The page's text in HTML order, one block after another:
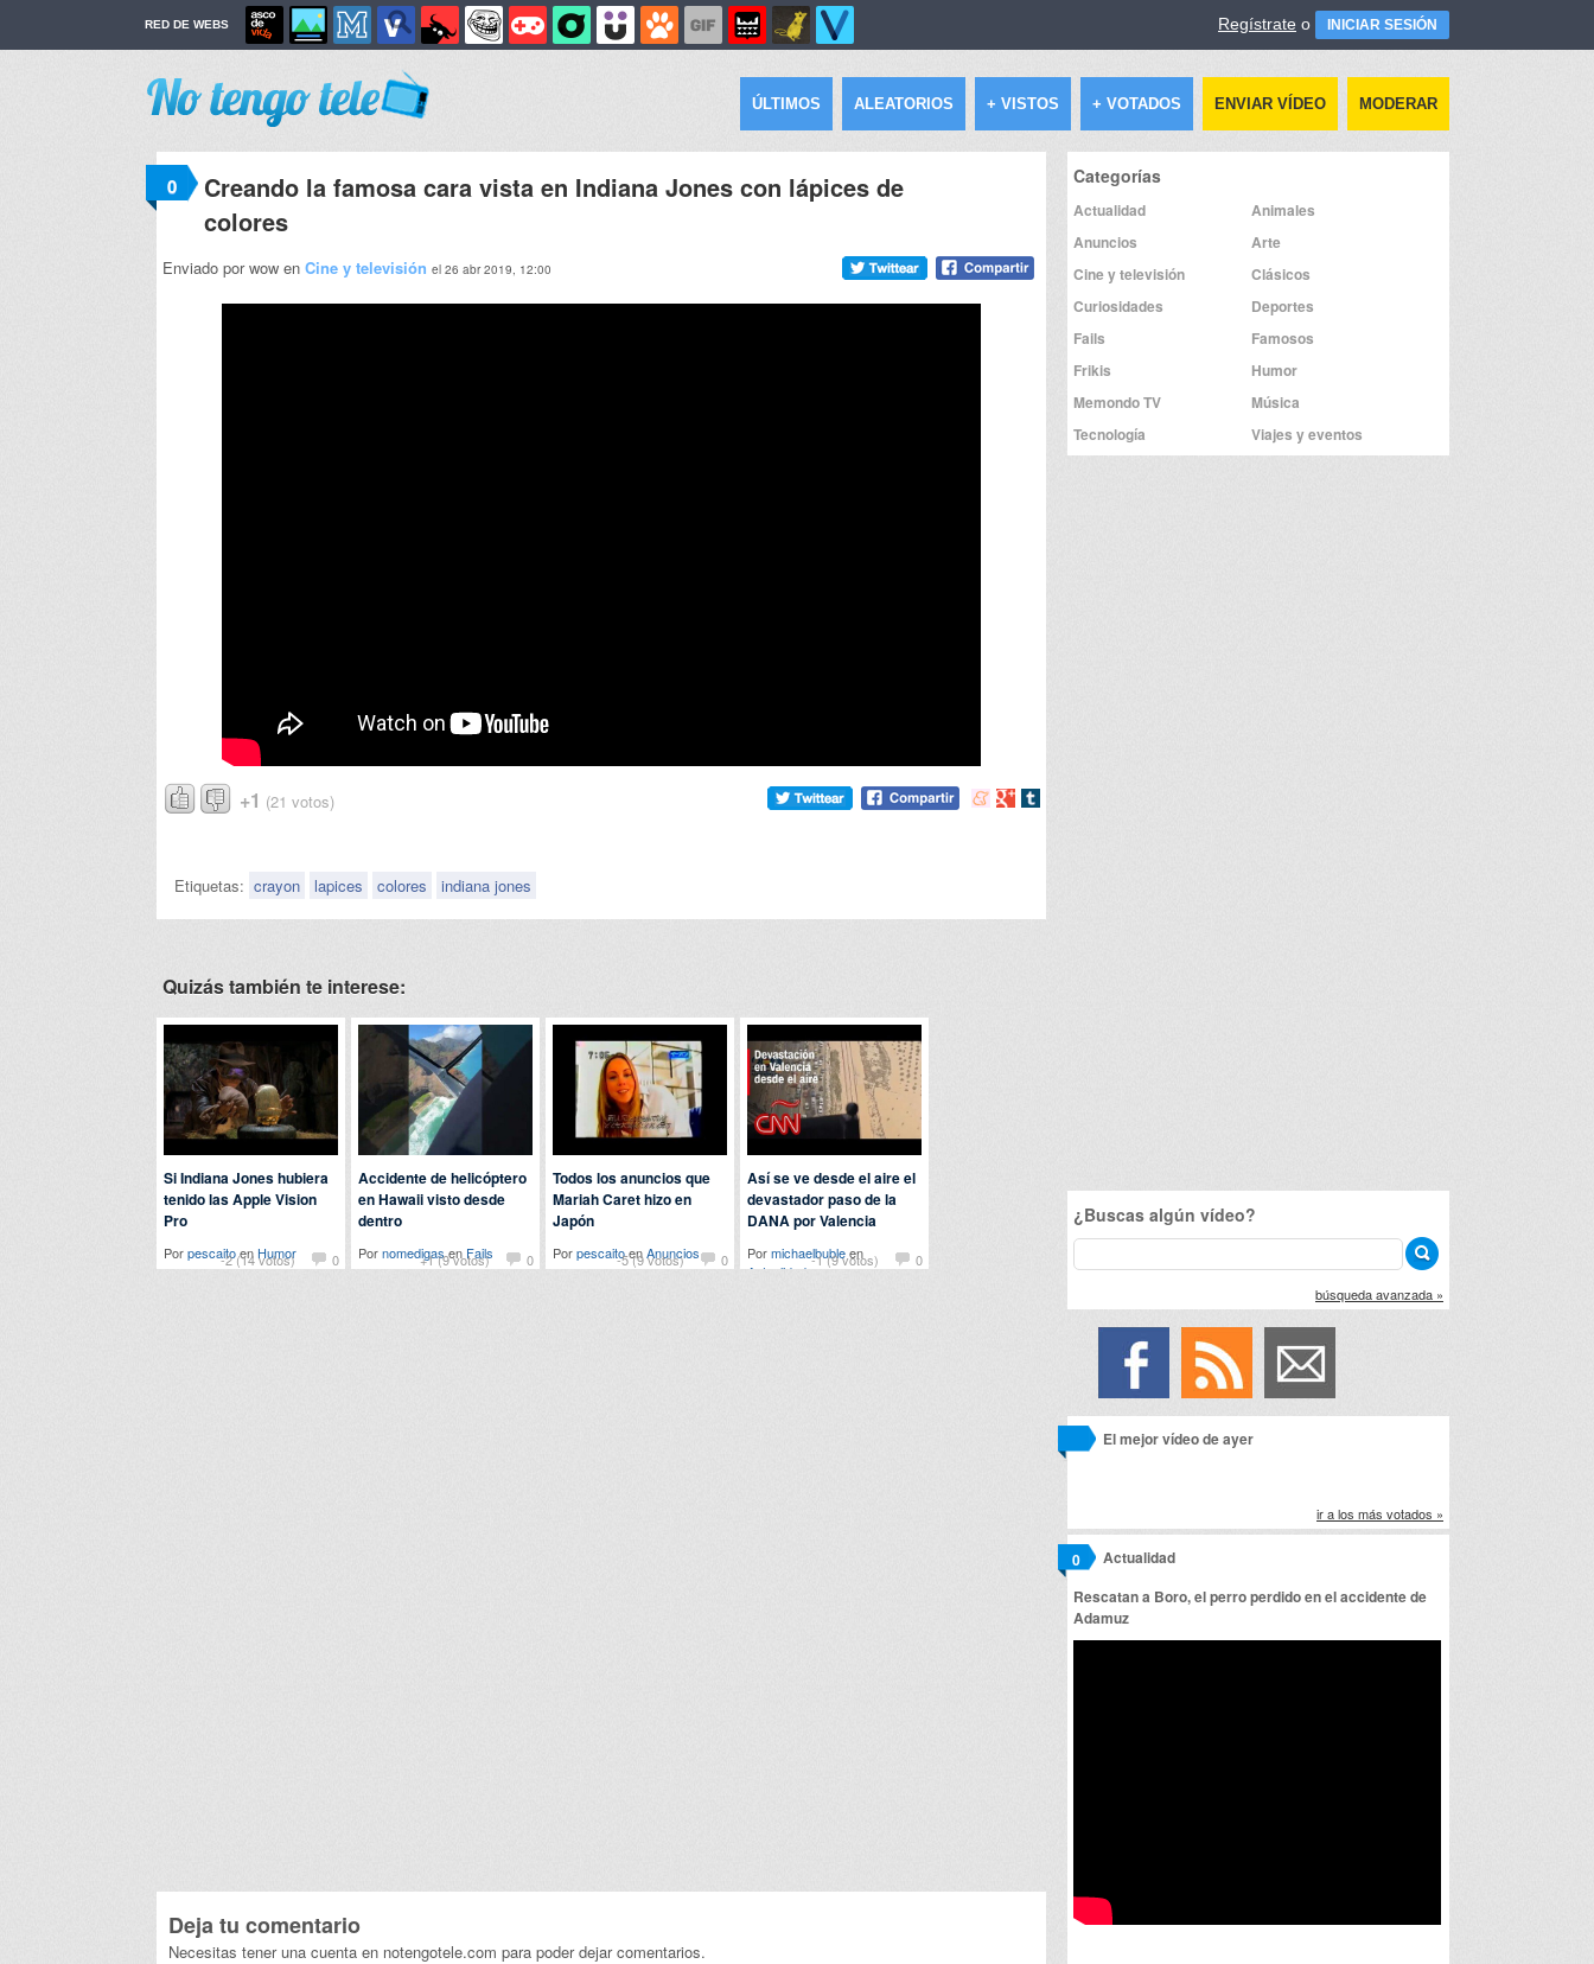
RED DE WEBS Regístrate o INICIAR SESIÓN
ÚLTIMOS ALEATORIOS + VISTOS + VOTADOS ENVIAR VÍDEO MODERAR
0
Creando la famosa cara vista en Indiana Jones con lápices de
colores
Enviado por wow en Cine y televisión el 26 abr 2019, 12:00
+1 (21 votos)
Compartir
Compartir
Compartir
Etiquetas: crayon lapices colores indiana jones
Quizás también te interese:
-2 (14 votos) 0
Si Indiana Jones hubiera
tenido las Apple Vision
Pro
Porpescaitoen Humor +1 (9 votos) 0
Accidente de helicóptero
en Hawaii visto desde
dentro
Pornomedigasen Fails -5 (9 votos) 0
Todos los anuncios que
Mariah Caret hizo en
Japón
PorpescaitoenAnuncios -1 (9 votos) 0
Así se ve desde el aire el
devastador paso de la
DANA por Valencia
Pormichaelbubleen
Actualidad
Deja tu comentario
Necesitas tener una cuenta en notengotele.com para poder dejar comentarios.
Categorías
Actualidad
Animales
Anuncios
Arte
Cine y televisión
Clásicos
Curiosidades
Deportes
Fails
Famosos
Frikis
Humor
Memondo TV
Música
Tecnología
Viajes y eventos
¿Buscas algún vídeo?
búsqueda avanzada »
El mejor vídeo de ayer
ir a los más votados »
Actualidad
0
Rescatan a Boro, el perro perdido en el accidente de
Adamuz